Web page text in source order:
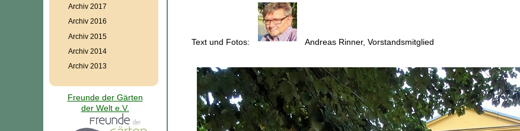
Text und Fotos: Andreas Rinner, Vorstandsmitglied
Archiv 2017
Archiv 2016
Archiv 2015
Archiv 2014
Archiv 2013
Freunde der Gärten
der Welt e.V.